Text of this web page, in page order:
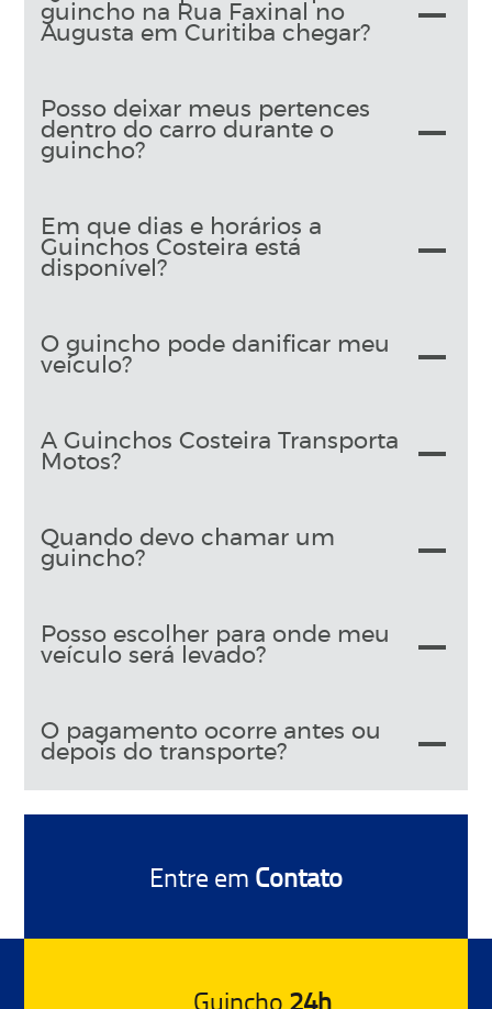
guincho na Rua Faxinal no
Augusta em Curitiba chegar?
Posso deixar meus pertences
dentro do carro durante o
guincho?
Em que dias e horários a
Guinchos Costeira está
disponível?
O guincho pode danificar meu
veículo?
A Guinchos Costeira Transporta
Motos?
Quando devo chamar um
guincho?
Posso escolher para onde meu
veículo será levado?
O pagamento ocorre antes ou
depois do transporte?
Guincho 24h
Entre em Contato